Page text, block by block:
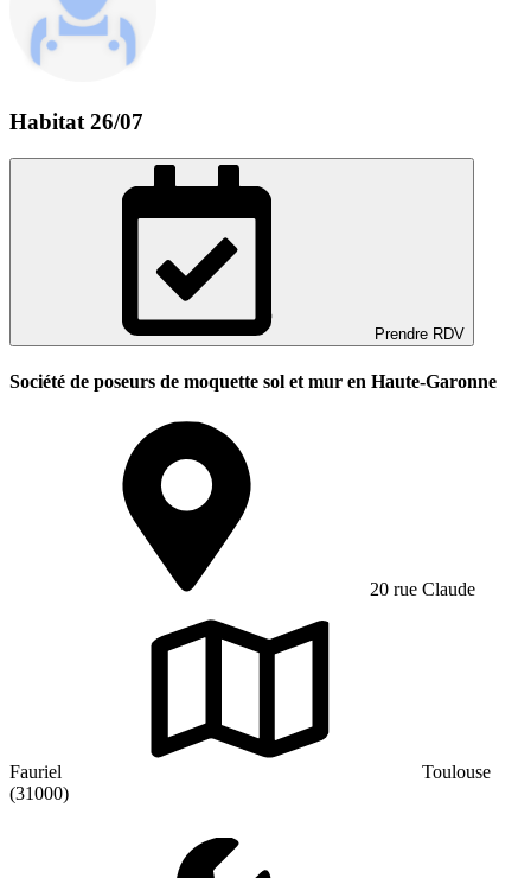
Habitat 26/07
Prendre RDV
Société de poseurs de moquette sol et mur en Haute-Garonne
20 rue Claude
Fauriel
Toulouse
(31000)